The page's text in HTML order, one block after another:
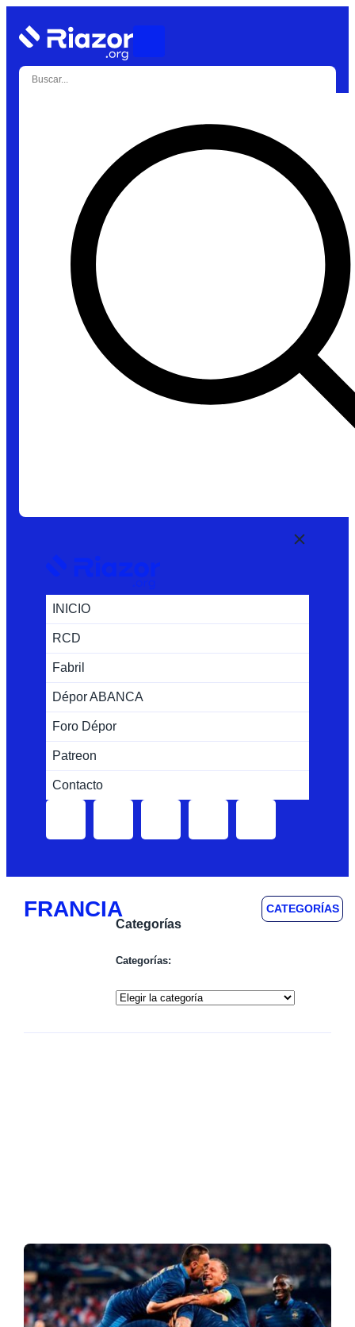
INICIO
RCD
Fabril
Dépor ABANCA
Foro Dépor
Patreon
Contacto
FRANCIA
Categorías
Categorías:
CATEGORÍAS